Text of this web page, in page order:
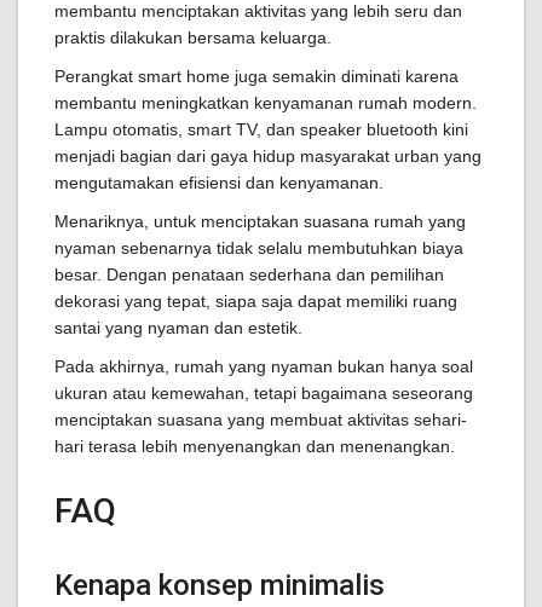
membantu menciptakan aktivitas yang lebih seru dan
praktis dilakukan bersama keluarga.
Perangkat smart home juga semakin diminati karena
membantu meningkatkan kenyamanan rumah modern.
Lampu otomatis, smart TV, dan speaker bluetooth kini
menjadi bagian dari gaya hidup masyarakat urban yang
mengutamakan efisiensi dan kenyamanan.
Menariknya, untuk menciptakan suasana rumah yang
nyaman sebenarnya tidak selalu membutuhkan biaya
besar. Dengan penataan sederhana dan pemilihan
dekorasi yang tepat, siapa saja dapat memiliki ruang
santai yang nyaman dan estetik.
Pada akhirnya, rumah yang nyaman bukan hanya soal
ukuran atau kemewahan, tetapi bagaimana seseorang
menciptakan suasana yang membuat aktivitas sehari-
hari terasa lebih menyenangkan dan menenangkan.
FAQ
Kenapa konsep minimalis